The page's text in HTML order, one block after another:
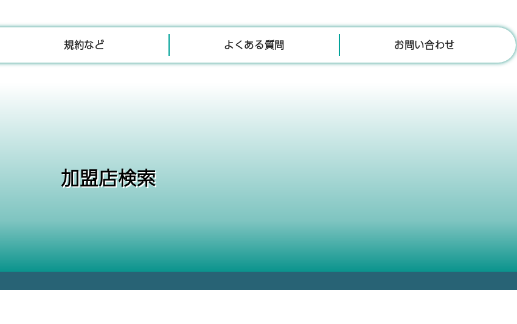
規約など よくある質問 お問い合わせ
加盟店検索